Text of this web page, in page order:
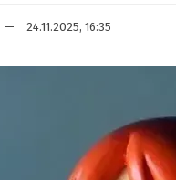
24.11.2025, 16:35